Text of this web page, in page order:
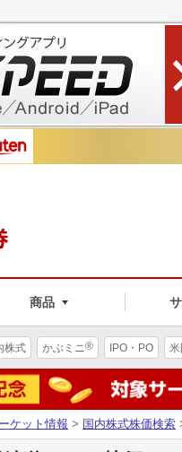
商品
株式 かぶミニ® IPO・PO
ケット情報 > 国内株式株価検索